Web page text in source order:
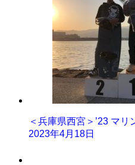
＜兵庫県西宮＞’23 マリ
2023年4月18日